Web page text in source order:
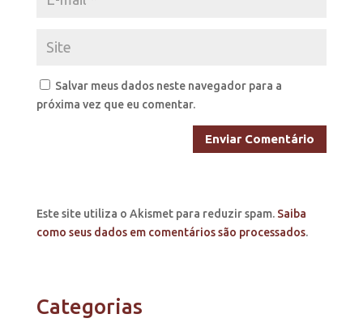
Salvar meus dados neste navegador para a
próxima vez que eu comentar.
Este site utiliza o Akismet para reduzir spam. Saiba
como seus dados em comentários são processados.
Categorias